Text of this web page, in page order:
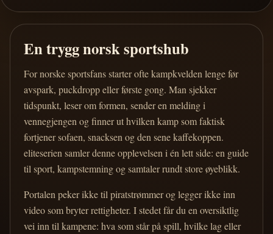
En trygg norsk sportshub
For norske sportsfans starter ofte kampkvelden lenge før
avspark, puckdropp eller første gong. Man sjekker
tidspunkt, leser om formen, sender en melding i
vennegjengen og finner ut hvilken kamp som faktisk
fortjener sofaen, snacksen og den sene kaffekoppen.
eliteserien samler denne opplevelsen i én lett side: en guide
til sport, kampstemning og samtaler rundt store øyeblikk.
Portalen peker ikke til piratstrømmer og legger ikke inn
video som bryter rettigheter. I stedet får du en oversiktlig
vei inn til kampene: hva som står på spill, hvilke lag eller